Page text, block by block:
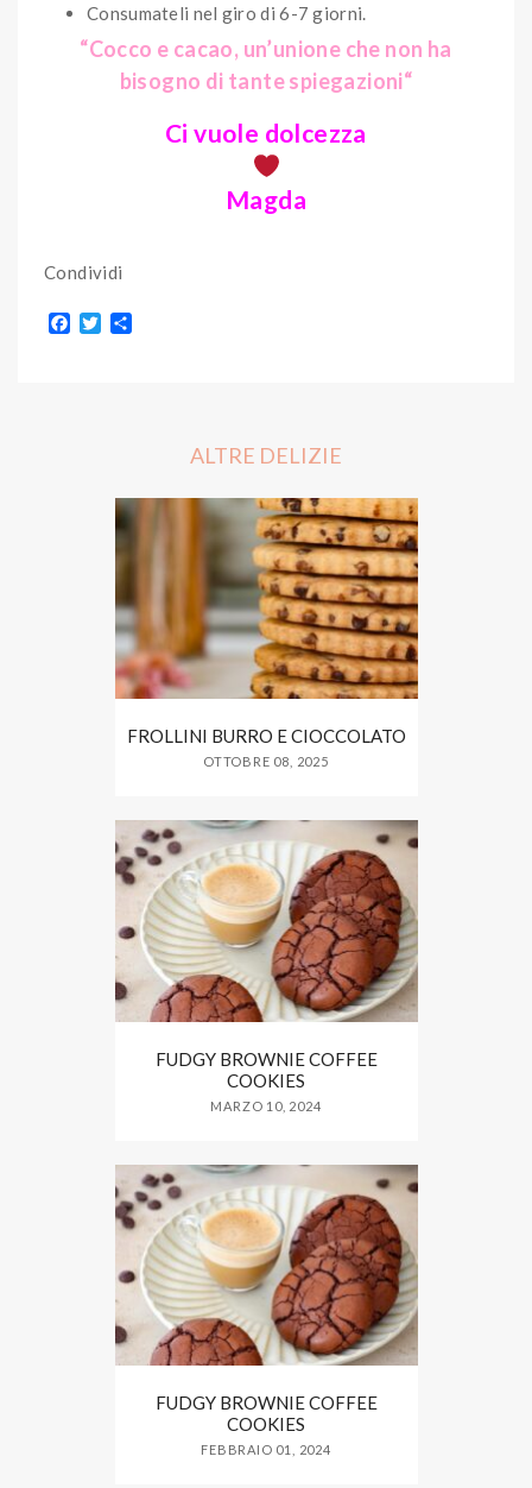
Consumateli nel giro di 6-7 giorni.
“Cocco e cacao, un’unione che non ha
bisogno di tante spiegazioni“
Ci vuole dolcezza
Magda
Condividi
F
T
ALTRE DELIZIE
FROLLINI BURRO E CIOCCOLATO
OTTOBRE 08, 2025
FUDGY BROWNIE COFFEE
COOKIES
MARZO 10, 2024
FUDGY BROWNIE COFFEE
COOKIES
FEBBRAIO 01, 2024